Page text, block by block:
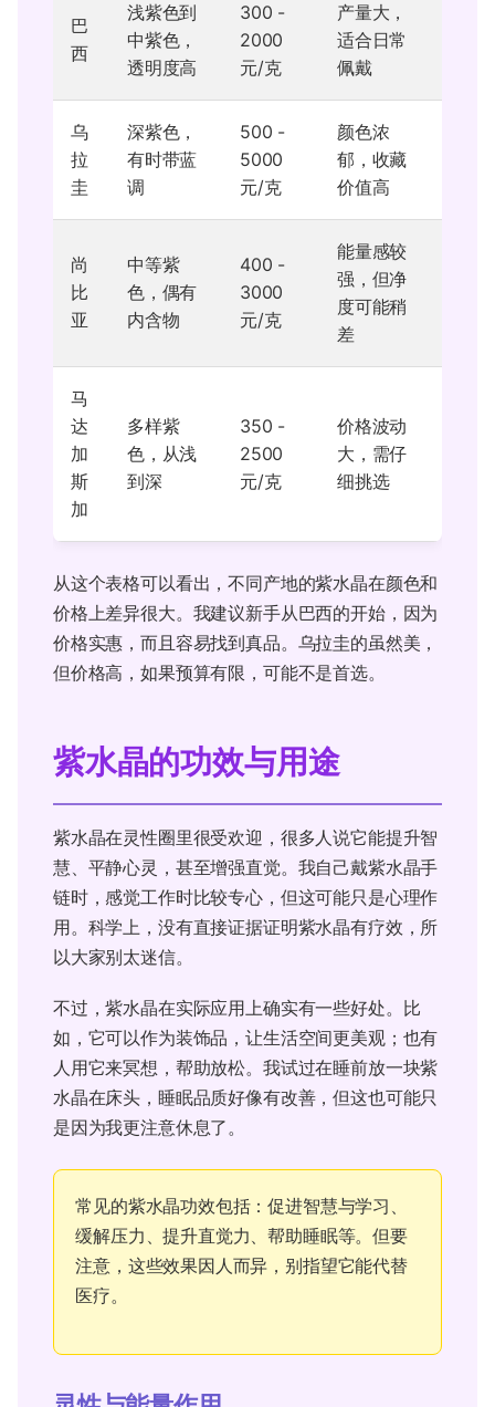
巴
西
浅紫色到
中紫色，
透明度高
300 -
2000
元/克
产量大，
适合日常
佩戴
乌
拉
圭
深紫色，
有时带蓝
调
500 -
5000
元/克
颜色浓
郁，收藏
价值高
尚
比
亚
中等紫
色，偶有
内含物
400 -
3000
元/克
能量感较
强，但净
度可能稍
差
马
达
加
斯
加
多样紫
色，从浅
到深
350 -
2500
元/克
价格波动
大，需仔
细挑选
从这个表格可以看出，不同产地的紫水晶在颜色和
价格上差异很大。我建议新手从巴西的开始，因为
价格实惠，而且容易找到真品。乌拉圭的虽然美，
但价格高，如果预算有限，可能不是首选。
紫水晶的功效与用途
紫水晶在灵性圈里很受欢迎，很多人说它能提升智
慧、平静心灵，甚至增强直觉。我自己戴紫水晶手
链时，感觉工作时比较专心，但这可能只是心理作
用。科学上，没有直接证据证明紫水晶有疗效，所
以大家别太迷信。
不过，紫水晶在实际应用上确实有一些好处。比
如，它可以作为装饰品，让生活空间更美观；也有
人用它来冥想，帮助放松。我试过在睡前放一块紫
水晶在床头，睡眠品质好像有改善，但这也可能只
是因为我更注意休息了。
常见的紫水晶功效包括：促进智慧与学习、
缓解压力、提升直觉力、帮助睡眠等。但要
注意，这些效果因人而异，别指望它能代替
医疗。